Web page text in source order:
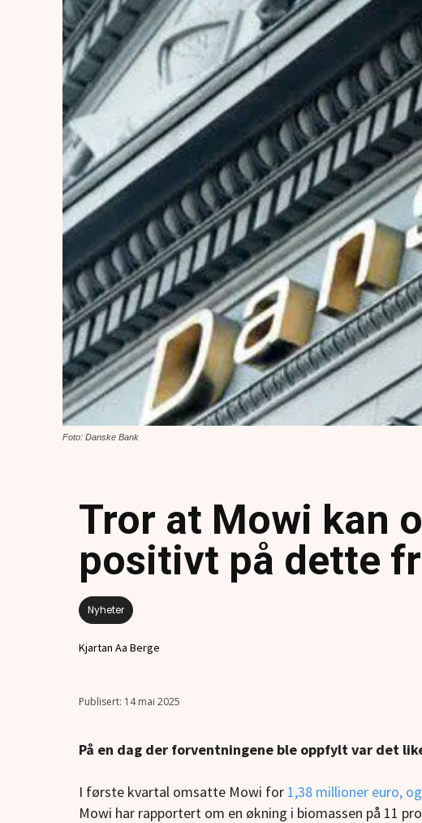
Foto: Danske Bank
Tror at Mowi kan
positivt på dette
Nyheter
Kjartan Aa Berge
14 mai 2025
På en dag der forventningene ble oppfylt var det
I første kvartal omsatte Mowi for 1,38 millioner euro,
Mowi har rapportert om en økning i biomassen på 11